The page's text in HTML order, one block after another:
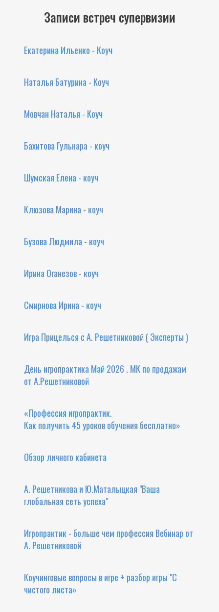
Записи встреч супервизии
Екатерина Ильенко - Коуч
Наталья Батурина - Коуч
Мовчан Наталья - Коуч
Бахитова Гульнара - коуч
Шумская Елена - коуч
Клюзова Марина - коуч
Бузова Людмила - коуч
Ирина Оганезов - коуч
Смирнова Ирина - коуч
Игра Прицелься с А. Решетниковой ( Эксперты )
День игропрактика Май 2026 . МК по продажам
от А.Решетниковой
«Профессия игропрактик.
Как получить 45 уроков обучения бесплатно»
Обзор личного кабинета
А. Решетникова и Ю.Маталыцкая "Ваша
глобальная сеть успеха"
Игропрактик - больше чем профессия Вебинар от
А. Решетниковой
Коучинговые вопросы в игре + разбор игры "С
чистого листа»